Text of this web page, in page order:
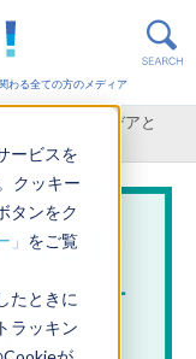
ービスを
クッキー
タンをク
をご覧
たときに
ラッキン
わる全ての方のメディア
促す5つのアイデアと